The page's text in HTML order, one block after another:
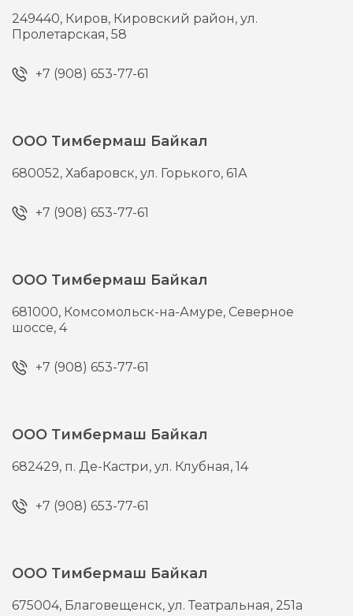
249440, Киров, Кировский район, ул.
Пролетарская, 58
+7 (908) 653-77-61
ООО Тимбермаш Байкал
680052,Хабаровск,ул. Горького, 61А
+7 (908) 653-77-61
ООО Тимбермаш Байкал
681000, Комсомольск-на-Амуре, Северное
шоссе, 4
+7 (908) 653-77-61
ООО Тимбермаш Байкал
682429, п. Де-Кастри,ул. Клубная, 14
+7 (908) 653-77-61
ООО Тимбермаш Байкал
675004, Благовещенск,ул. Театральная, 251а